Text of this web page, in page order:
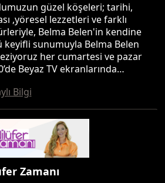
güzel köşeleri; tarihi,
,yöresel lezzetleri ve farklı
Belma Belen'in kendine
keyifli sunumuyla Belma Belen
her cumartesi ve pazar
Beyaz TV ekranlarında…
Bilgi
Zamanı